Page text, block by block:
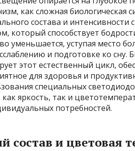
как сложная биологическая
состава и интенсивности
который способствует
уменьшается, уступая место
и подготовке ко сну.
этот естественный цикл,
для здоровья и
специальных
яркость, так и
потребностей.
состав и цветовая